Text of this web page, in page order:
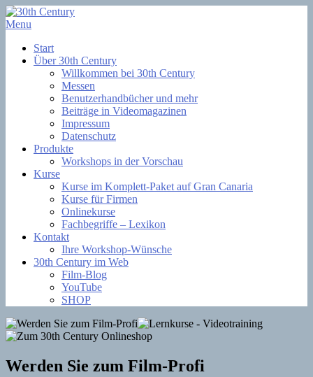
Skip
to
30th Century
Menu
Start
Über 30th Century
Willkommen bei 30th Century
Messen
Benutzerhandbücher und mehr
Beiträge in Videomagazinen
Impressum
Datenschutz
Produkte
Workshops in der Vorschau
Kurse
Kurse im Komplett-Paket auf Gran Canaria
Kurse für Firmen
Onlinekurse
Fachbegriffe – Lexikon
Kontakt
Ihre Workshop-Wünsche
30th Century im Web
Film-Blog
YouTube
SHOP
Werden Sie zum Film-Profi